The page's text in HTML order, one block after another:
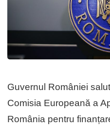
Guvernul României
Comisia Europeană a
România pentru